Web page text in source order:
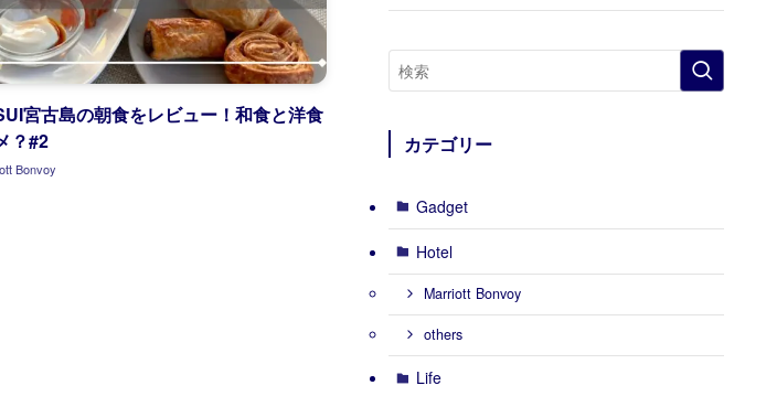
宮古島の朝食をレビュー！和食と洋食
？#2
Bonvoy
カテゴリー
Gadget
Hotel
Marriott Bonvoy
others
Life